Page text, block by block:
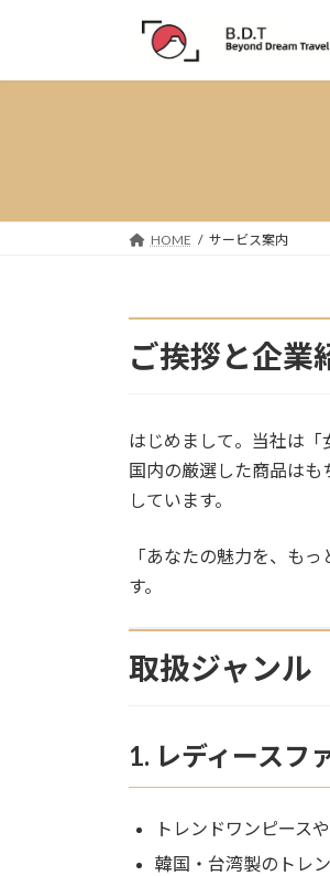
ッ
移
HOME サービス案内
ご挨拶と企業
はじめまして。当社は
国内の厳選した商品は
しています。
「あなたの魅力を、も
す。
取扱ジャンル
1. レディースフ
トレンドワンピース
韓国・台湾製のトレ